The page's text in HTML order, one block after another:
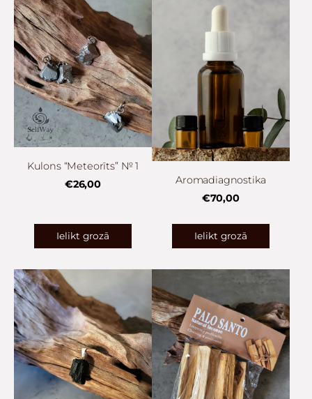
Kulons “Meteorīts” № 1
€26,00
Ielikt grozā
Aromadiagnostika
€70,00
Ielikt grozā